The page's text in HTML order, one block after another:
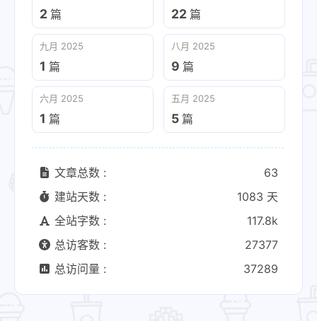
2 篇 22 篇
九月 2025
1 篇
八月 2025
9 篇
六月 2025
1 篇
五月 2025
5 篇
文章总数 :
63
建站天数 :
1083 天
全站字数 :
117.8k
总访客数 :
27377
总访问量 :
37289